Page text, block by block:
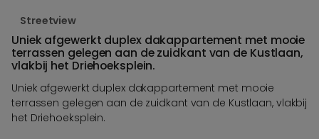
Streetview
Uniek afgewerkt duplex dakappartement met mooie
terrassen gelegen aan de zuidkant van de Kustlaan,
vlakbij het Driehoeksplein.
Uniek afgewerkt duplex dakappartement met mooie
terrassen gelegen aan de zuidkant van de Kustlaan, vlakbij
het Driehoeksplein.